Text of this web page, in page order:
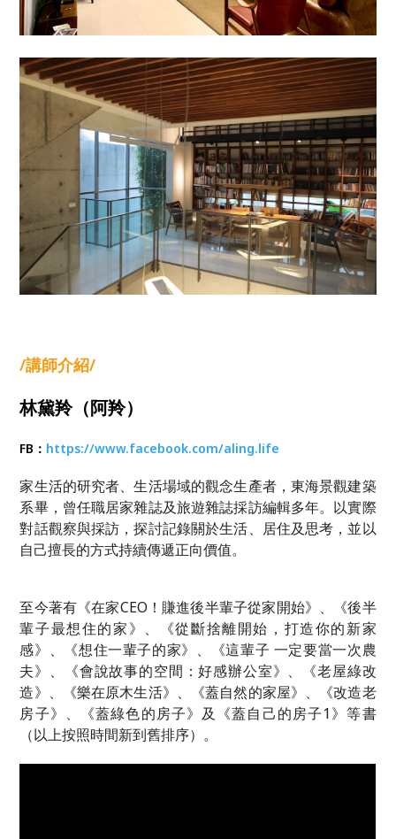
/講師介紹/
林黛羚（阿羚）
FB： https://www.facebook.com/aling.life
家生活的研究者、生活場域的觀念生產者，東海景觀建築
系畢，曾任職居家雜誌及旅遊雜誌採訪編輯多年。以實際
對話觀察與採訪，探討記錄關於生活、居住及思考，並以
自己擅長的方式持續傳遞正向價值。
至今著有《在家CEO ！賺進後半輩子從家開始》、《後半
輩子最想住的家》、《從斷捨離開始，打造你的新家
感》、《想住一輩子的家》、《這輩子 一定要當一次農
夫》、《會說故事的空間：好感辦公室》、《老屋綠改
造》、《樂在原木生活》、《蓋自然的家屋》、《改造老
房子》、《蓋綠色的房子》及《蓋自己的房子1》等書
（以上按照時間新到舊排序）。